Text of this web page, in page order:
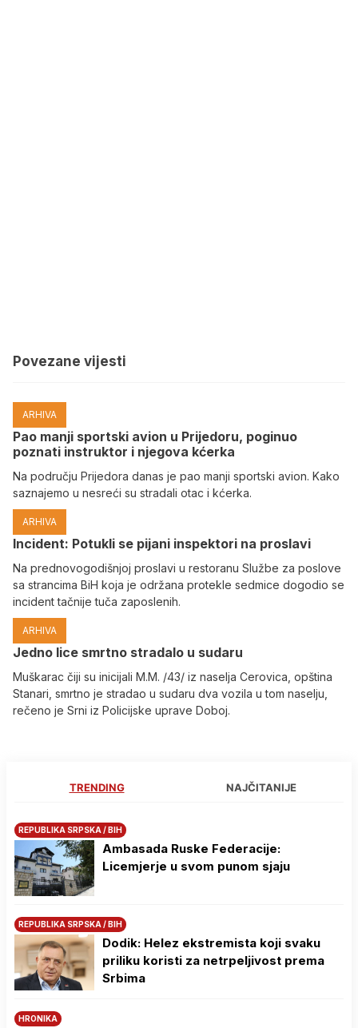
Povezane vijesti
ARHIVA
Pao manji sportski avion u Prijedoru, poginuo
poznati instruktor i njegova kćerka
Na području Prijedora danas je pao manji sportski avion. Kako
saznajemo u nesreći su stradali otac i kćerka.
ARHIVA
Incident: Potukli se pijani inspektori na proslavi
Na prednovogodišnjoj proslavi u restoranu Službe za poslove
sa strancima BiH koja je održana protekle sedmice dogodio se
incident tačnije tuča zaposlenih.
ARHIVA
Јedno lice smrtno stradalo u sudaru
Muškarac čiji su inicijali M.M. /43/ iz naselja Cerovica, opština
Stanari, smrtno je stradao u sudaru dva vozila u tom naselju,
rečeno je Srni iz Policijske uprave Doboj.
TRENDING NAJČITANIJE
REPUBLIKA SRPSKA / BIH
Ambasada Ruske Federacije:
Licemjerje u svom punom sjaju
REPUBLIKA SRPSKA / BIH
Dodik: Helez ekstremista koji svaku
priliku koristi za netrpeljivost prema
Srbima
HRONIKA